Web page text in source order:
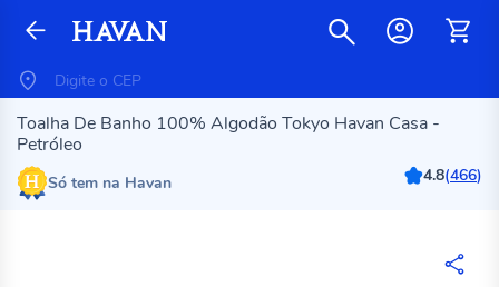
Toalha De Banho 100% Algodão Tokyo Havan Casa -
Petróleo
Só tem na Havan 4.8(466)